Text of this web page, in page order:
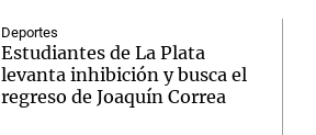
Deportes
Estudiantes de La Plata
levanta inhibición y busca el
regreso de Joaquín Correa